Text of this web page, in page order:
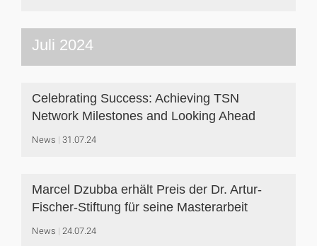
Juli 2024
Celebrating Success: Achieving TSN
Network Milestones and Looking Ahead
News 31.07.24
Marcel Dzubba erhält Preis der Dr. Artur-
Fischer-Stiftung für seine Masterarbeit
News 24.07.24